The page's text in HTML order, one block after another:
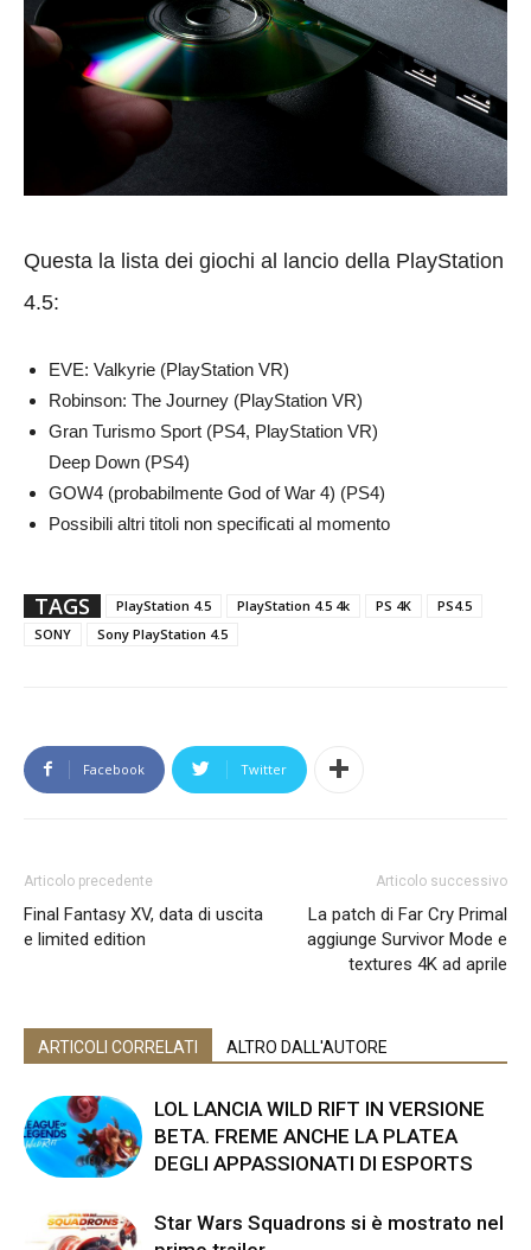
Questa la lista dei giochi al lancio della PlayStation
4.5:
EVE: Valkyrie (PlayStation VR)
Robinson: The Journey (PlayStation VR)
Gran Turismo Sport (PS4, PlayStation VR)
Deep Down (PS4)
GOW4 (probabilmente God of War 4) (PS4)
Possibili altri titoli non specificati al momento
TAGS PlayStation 4.5 PlayStation 4.5 4k PS 4K
PS4.5
SONY
Sony PlayStation 4.5
Facebook Twitter
Articolo precedente
Final Fantasy XV, data di uscita
e limited edition
Articolo successivo
La patch di Far Cry Primal
aggiunge Survivor Mode e
textures 4K ad aprile
ARTICOLI CORRELATI ALTRO DALL'AUTORE
LOL LANCIA WILD RIFT IN VERSIONE
BETA. FREME ANCHE LA PLATEA
DEGLI APPASSIONATI DI ESPORTS
Star Wars Squadrons si è mostrato nel